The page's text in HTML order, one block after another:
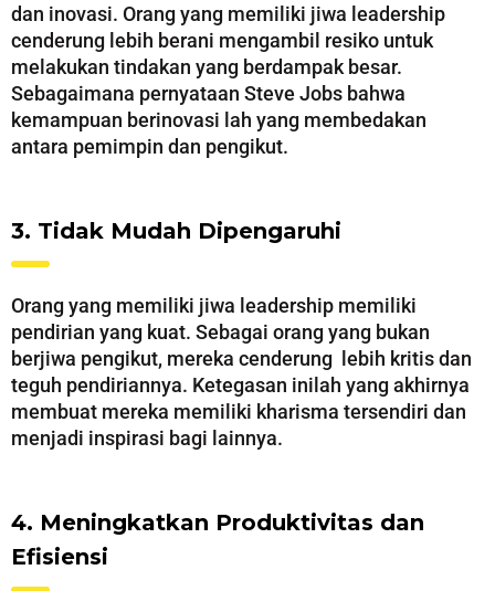
dan inovasi. Orang yang memiliki jiwa leadership
cenderung lebih berani mengambil resiko untuk
melakukan tindakan yang berdampak besar.
Sebagaimana pernyataan Steve Jobs bahwa
kemampuan berinovasi lah yang membedakan
antara pemimpin dan pengikut.
3. Tidak Mudah Dipengaruhi
Orang yang memiliki jiwa leadership memiliki
pendirian yang kuat. Sebagai orang yang bukan
berjiwa pengikut, mereka cenderung lebih kritis dan
teguh pendiriannya. Ketegasan inilah yang akhirnya
membuat mereka memiliki kharisma tersendiri dan
menjadi inspirasi bagi lainnya.
4. Meningkatkan Produktivitas dan
Efisiensi